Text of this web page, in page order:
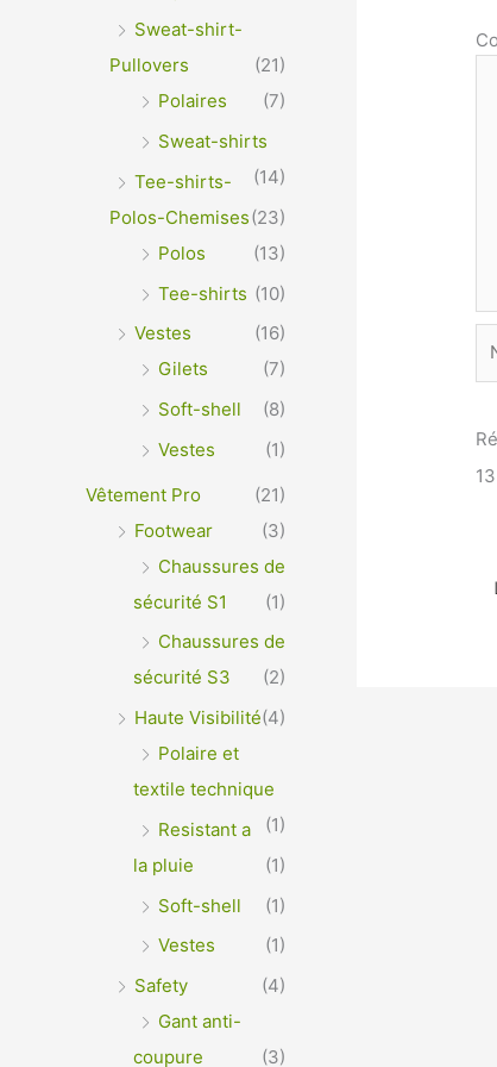
Sweat-shirt-
Pullovers
(21)
Polaires
(7)
Sweat-shirts
(14)
Tee-shirts-
Polos-Chemises(23)
Polos
(13)
Tee-shirts (10)
Vestes
(16)
Gilets
(7)
Soft-shell
(8)
Vestes
(1)
Vêtement Pro
(21)
Footwear
(3)
Chaussures de
sécurité S1
(1)
Chaussures de
sécurité S3
(2)
Haute Visibilité(4)
Polaire et
textile technique
(1)
Resistant a
la pluie
(1)
Soft-shell
(1)
Vestes
(1)
Safety
(4)
Gant anti-
coupure
(3)